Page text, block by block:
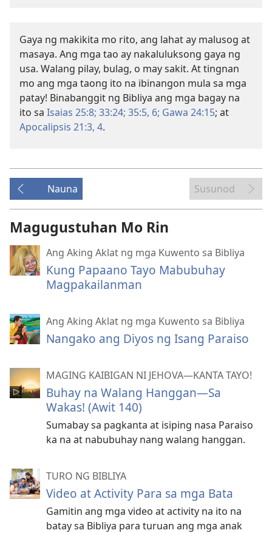
Gaya ng makikita mo rito, ang lahat ay malusog at
masaya. Ang mga tao ay nakaluluksong gaya ng
usa. Walang pilay, bulag, o may sakit. At tingnan
mo ang mga taong ito na ibinangon mula sa mga
patay! Binabanggit ng Bibliya ang mga bagay na
ito sa Isaias 25:8; 33:24; 35:​5, 6; Gawa 24:15; at
Apocalipsis 21:​3, 4.
Nauna Susunod
Magugustuhan Mo Rin
Ang Aking Aklat ng mga Kuwento sa Bibliya
Kung Papaano Tayo Mabubuhay
Magpakailanman
Ang Aking Aklat ng mga Kuwento sa Bibliya
Nangako ang Diyos ng Isang Paraiso
MAGING KAIBIGAN NI JEHOVA—KANTA TAYO!
Buhay na Walang Hanggan​—Sa
Wakas! (Awit 140)
Sumabay sa pagkanta at isiping nasa Paraiso
ka na at nabubuhay nang walang hanggan.
TURO NG BIBLIYA
Video at Activity Para sa mga Bata
Gamitin ang mga video at activity na ito na
batay sa Bibliya para turuan ang mga anak